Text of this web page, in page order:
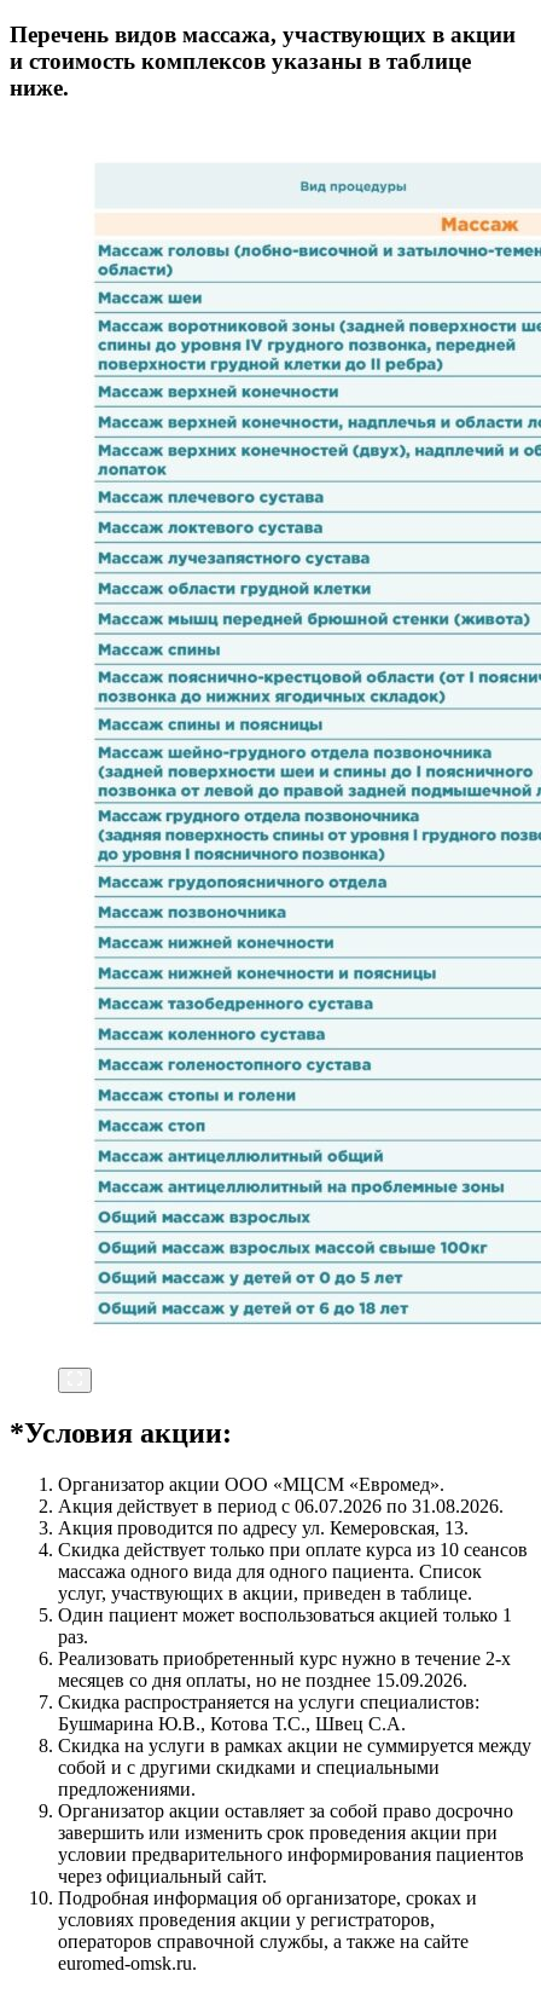
Перечень видов массажа, участвующих в акции
и стоимость комплексов указаны в таблице
ниже.
*Условия акции:
Организатор акции ООО «МЦСМ «Евромед».
Акция действует в период с 06.07.2026 по 31.08.2026.
Акция проводится по адресу ул. Кемеровская, 13.
Скидка действует только при оплате курса из 10 сеансов
массажа одного вида для одного пациента. Список
услуг, участвующих в акции, приведен в таблице.
Один пациент может воспользоваться акцией только 1
раз.
Реализовать приобретенный курс нужно в течение 2-х
месяцев со дня оплаты, но не позднее 15.09.2026.
Скидка распространяется на услуги специалистов:
Бушмарина Ю.В., Котова Т.С., Швец С.А.
Скидка на услуги в рамках акции не суммируется между
собой и с другими скидками и специальными
предложениями.
Организатор акции оставляет за собой право досрочно
завершить или изменить срок проведения акции при
условии предварительного информирования пациентов
через официальный сайт.
Подробная информация об организаторе, сроках и
условиях проведения акции у регистраторов,
операторов справочной службы, а также на сайте
euromed-omsk.ru.